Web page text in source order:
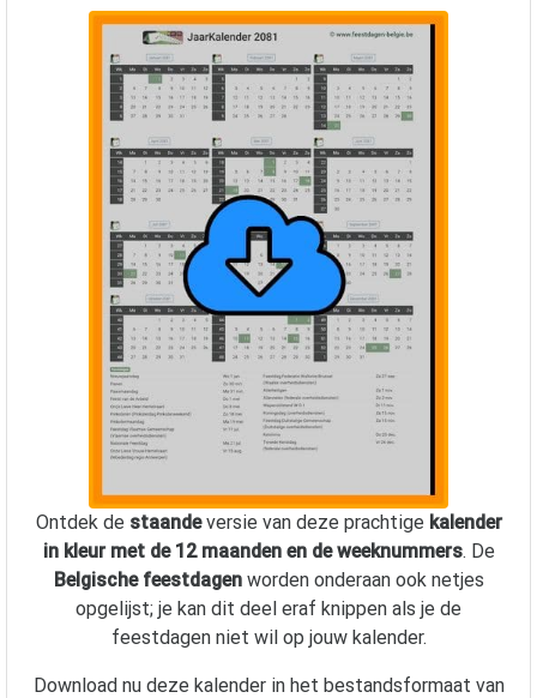
Ontdek de staandeversie van deze prachtige kalender
in kleur met de 12 maanden en de weeknummers. De
Belgische feestdagenworden onderaan ook netjes
opgelijst; je kan dit deel eraf knippen als je de
feestdagen niet wil op jouw kalender.
Download nu deze kalender in het bestandsformaat van